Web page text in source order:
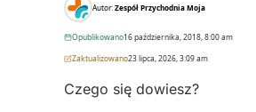
Autor:Zespół Przychodnia Moja
Opublikowano16 października, 2018, 8:00 am
Zaktualizowano23 lipca, 2026, 3:09 am
Czego się dowiesz?